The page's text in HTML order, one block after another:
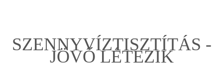
SZENNYVÍZTISZTÍTÁS -
JÖVŐ LÉTEZIK